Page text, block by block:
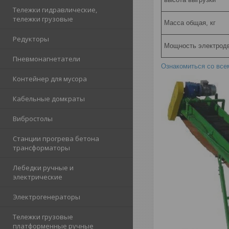
Тележки гидравлические,
тележки грузовые
Редукторы
Пневмонагнетатели
Контейнер для мусора
Кабельные домкраты
Вибростолы
Станции прогрева бетона
трансформаторы
Лебедки ручные и
электрические
Электрогенераторы
Тележки грузовые
платформенные ручные
Масса общая, кг
Мощность
Ознакомиться со